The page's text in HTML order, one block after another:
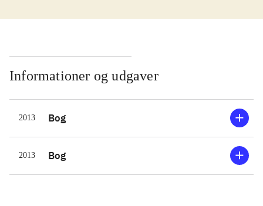
er i bogen lagt vægt på, at det er
fedtfattig mad, som de fleste børn
kan lide. Retterne tager ikke lang tid,
så de små kokkes tålmodighed bliver
ikke sat på prøve. Der er mange
forskellige slags retter at vælge
mellem, bl.a. snacks, frokostretter og
bagværk. Opskrifterne er opbygget
Informationer og udgaver
2013 Bog
2013 Bog